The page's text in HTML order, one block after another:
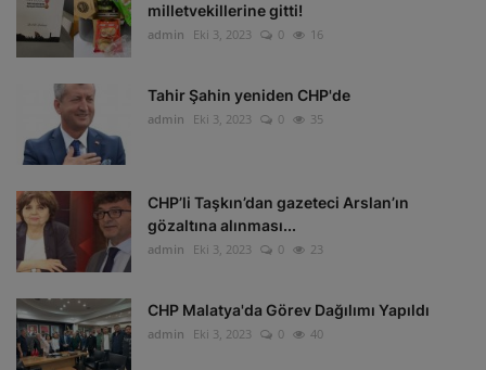
milletvekillerine gitti!
admin Eki 3, 2023 0 16
Tahir Şahin yeniden CHP'de
admin Eki 3, 2023 0 35
CHP’li Taşkın’dan gazeteci Arslan’ın
gözaltına alınması...
admin Eki 3, 2023 0 23
CHP Malatya'da Görev Dağılımı Yapıldı
admin Eki 3, 2023 0 40